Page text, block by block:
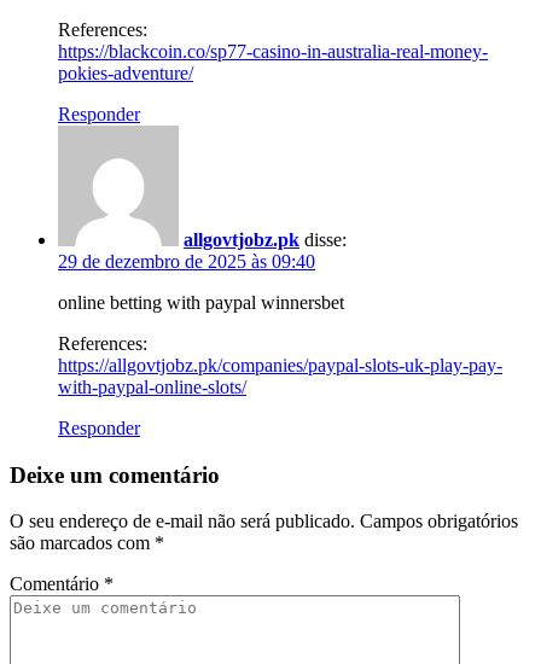
References:
https://blackcoin.co/sp77-casino-in-australia-real-money-
pokies-adventure/
Responder
allgovtjobz.pk disse:
29 de dezembro de 2025 às 09:40
online betting with paypal winnersbet
References:
https://allgovtjobz.pk/companies/paypal-slots-uk-play-pay-
with-paypal-online-slots/
Responder
Deixe um comentário
O seu endereço de e-mail não será publicado. Campos obrigatórios
são marcados com *
Comentário *